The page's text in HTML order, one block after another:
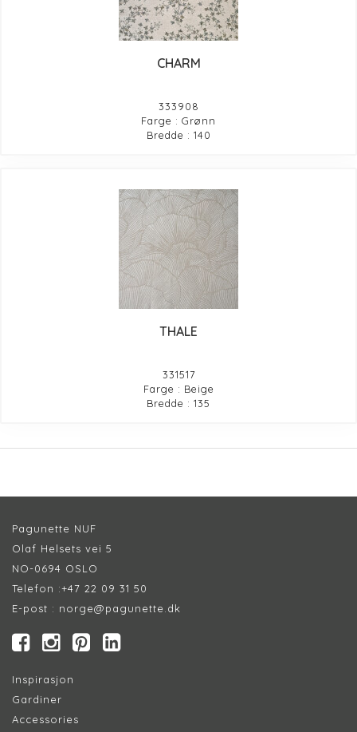
CHARM
333908
Farge : Grønn
Bredde : 140
THALE
331517
Farge : Beige
Bredde : 135
Pagunette NUF
Olaf Helsets vei 5
NO-0694 OSLO
Telefon :+47 22 09 31 50
E-post : norge@pagunette.dk
Inspirasjon
Gardiner
Accessories